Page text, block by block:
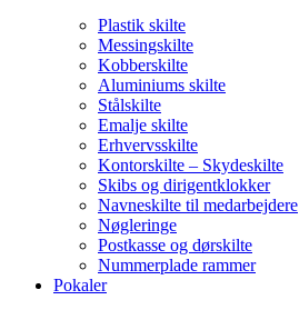
Plastik skilte
Messingskilte
Kobberskilte
Aluminiums skilte
Stålskilte
Emalje skilte
Erhvervsskilte
Kontorskilte – Skydeskilte
Skibs og dirigentklokker
Navneskilte til medarbejdere
Nøgleringe
Postkasse og dørskilte
Nummerplade rammer
Pokaler